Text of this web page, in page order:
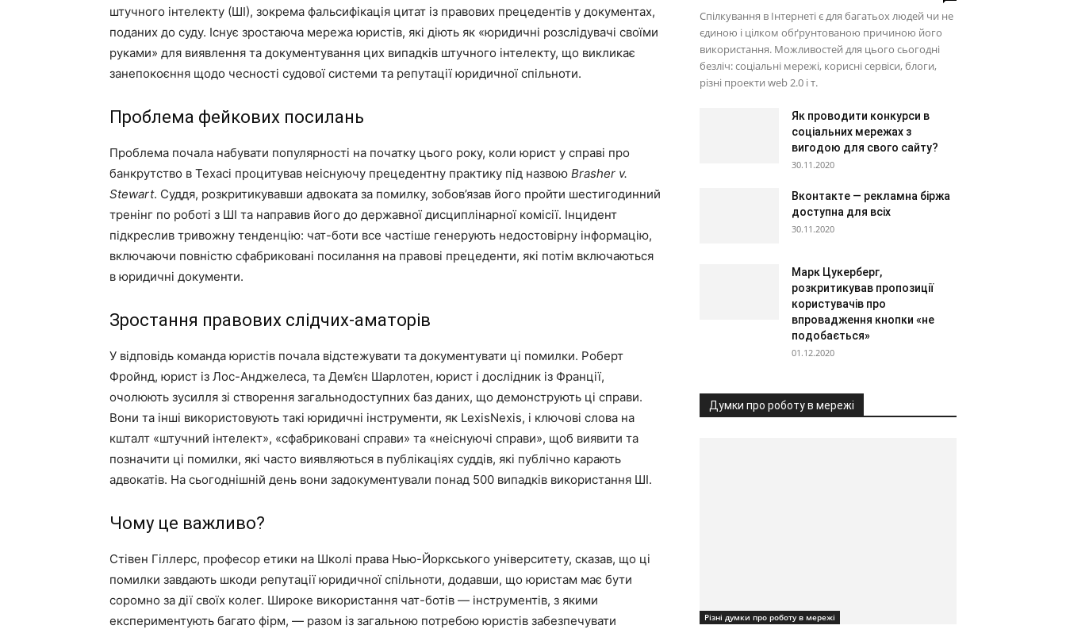
штучного інтелекту (ШІ), зокрема фальсифікація цитат із правових прецедентів у документах,
поданих до суду. Існує зростаюча мережа юристів, які діють як «юридичні розслідувачі своїми
руками» для виявлення та документування цих випадків штучного інтелекту, що викликає
занепокоєння щодо чесності судової системи та репутації юридичної спільноти.
Проблема фейкових посилань
Проблема почала набувати популярності на початку цього року, коли юрист у справі про
банкрутство в Техасі процитував неіснуючу прецедентну практику під назвою Brasher v.
Stewart. Суддя, розкритикувавши адвоката за помилку, зобов’язав його пройти шестигодинний
тренінг по роботі з ШІ та направив його до державної дисциплінарної комісії. Інцидент
підкреслив тривожну тенденцію: чат-боти все частіше генерують недостовірну інформацію,
включаючи повністю сфабриковані посилання на правові прецеденти, які потім включаються
в юридичні документи.
Зростання правових слідчих-аматорів
У відповідь команда юристів почала відстежувати та документувати ці помилки. Роберт
Фройнд, юрист із Лос-Анджелеса, та Дем’єн Шарлотен, юрист і дослідник із Франції,
очолюють зусилля зі створення загальнодоступних баз даних, що демонструють ці справи.
Вони та інші використовують такі юридичні інструменти, як LexisNexis, і ключові слова на
кшталт «штучний інтелект», «сфабриковані справи» та «неіснуючі справи», щоб виявити та
позначити ці помилки, які часто виявляються в публікаціях суддів, які публічно карають
адвокатів. На сьогоднішній день вони задокументували понад 500 випадків використання ШІ.
Чому це важливо?
Стівен Гіллерс, професор етики на Школі права Нью-Йоркського університету, сказав, що ці
помилки завдають шкоди репутації юридичної спільноти, додавши, що юристам має бути
соромно за дії своїх колег. Широке використання чат-ботів — інструментів, з якими
експериментують багато фірм, — разом із загальною потребою юристів забезпечувати
Спілкування в Інтернеті є для багатьох людей чи не
єдиною і цілком обґрунтованою причиною його
використання. Можливостей для цього сьогодні
безліч: соціальні мережі, корисні сервіси, блоги,
різні проекти web 2.0 і т.
Як проводити конкурси в
соціальних мережах з
вигодою для свого сайту?
30.11.2020
Вконтакте — рекламна біржа
доступна для всіх
30.11.2020
Марк Цукерберг,
розкритикував пропозиції
користувачів про
впровадження кнопки «не
подобається»
01.12.2020
Думки про роботу в мережі
Різні думки про роботу в мережі